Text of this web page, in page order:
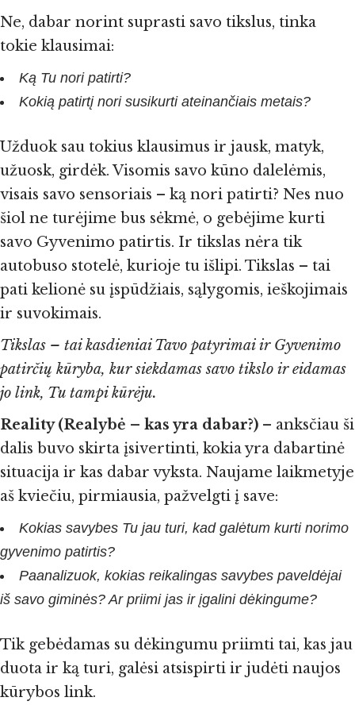
Ne, dabar norint suprasti savo tikslus, tinka
tokie klausimai:
Ką Tu nori patirti?
Kokią patirtį nori susikurti ateinančiais metais?
Užduok sau tokius klausimus ir jausk, matyk,
užuosk, girdėk. Visomis savo kūno dalelėmis,
visais savo sensoriais – ką nori patirti? Nes nuo
šiol ne turėjime bus sėkmė, o gebėjime kurti
savo Gyvenimo patirtis. Ir tikslas nėra tik
autobuso stotelė, kurioje tu išlipi. Tikslas – tai
pati kelionė su įspūdžiais, sąlygomis, ieškojimais
ir suvokimais.
Tikslas – tai kasdieniai Tavo patyrimai ir Gyvenimo
patirčių kūryba, kur siekdamas savo tikslo ir eidamas
jo link, Tu tampi kūrėju.
Reality (Realybė – kas yra dabar?) – anksčiau ši
dalis buvo skirta įsivertinti, kokia yra dabartinė
situacija ir kas dabar vyksta. Naujame laikmetyje
aš kviečiu, pirmiausia, pažvelgti į save:
Kokias savybes Tu jau turi, kad galėtum kurti norimo
gyvenimo patirtis?
Paanalizuok, kokias reikalingas savybes paveldėjai
iš savo giminės? Ar priimi jas ir įgalini dėkingume?
Tik gebėdamas su dėkingumu priimti tai, kas jau
duota ir ką turi, galėsi atsispirti ir judėti naujos
kūrybos link.